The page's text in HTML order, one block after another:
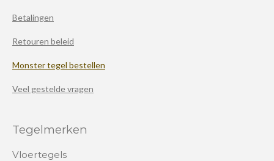
Betalingen
Retouren beleid
Monster tegel bestellen
Veel gestelde vragen
Tegelmerken
Vloertegels